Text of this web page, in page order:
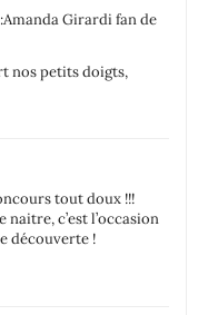
Girardi fan de
nos petits doigts,
tout doux !!!
c’est l’occasion
découverte !